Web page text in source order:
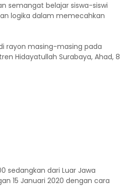
semangat belajar siswa-siswi
logika dalam memecahkan
rayon masing-masing pada
Hidayatullah Surabaya, Ahad, 8
sedangkan dari Luar Jawa
15 Januari 2020 dengan cara